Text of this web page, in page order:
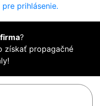
prihlásenie.
?
získať propagačné